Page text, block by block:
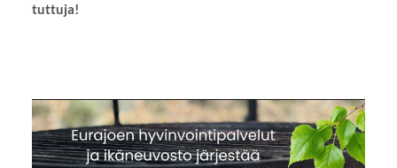
tuttuja!